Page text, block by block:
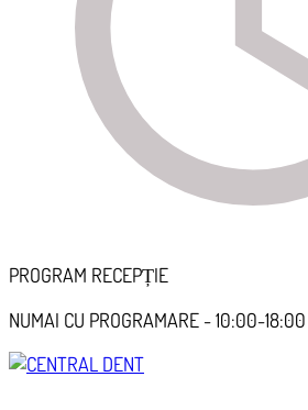
PROGRAM RECEPȚIE
NUMAI CU PROGRAMARE - 10:00-18:00